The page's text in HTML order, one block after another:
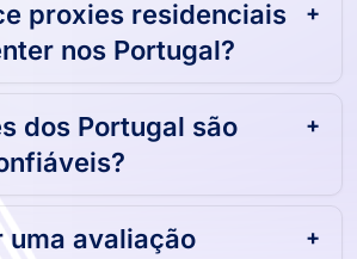
proxies residenciais
nos Portugal?
dos Portugal são
uma avaliação